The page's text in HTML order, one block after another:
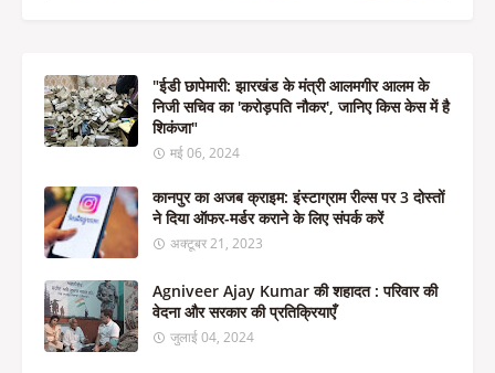
"ईडी छापेमारी: झारखंड के मंत्री आलमगीर आलम के
निजी सचिव का 'करोड़पति नौकर', जानिए किस केस में है
शिकंजा"
मई 06, 2024
कानपुर का अजब क्राइम: इंस्टाग्राम रील्स पर 3 दोस्तों
ने दिया ऑफर-मर्डर कराने के लिए संपर्क करें
अक्टूबर 21, 2023
Agniveer Ajay Kumar की शहादत : परिवार की
वेदना और सरकार की प्रतिक्रियाएँ
जुलाई 04, 2024